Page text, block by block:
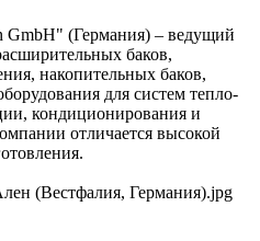
(Германия) – ведущий
баков,
накопительных баков,
для систем тепло-
кондиционирования и
отличается высокой